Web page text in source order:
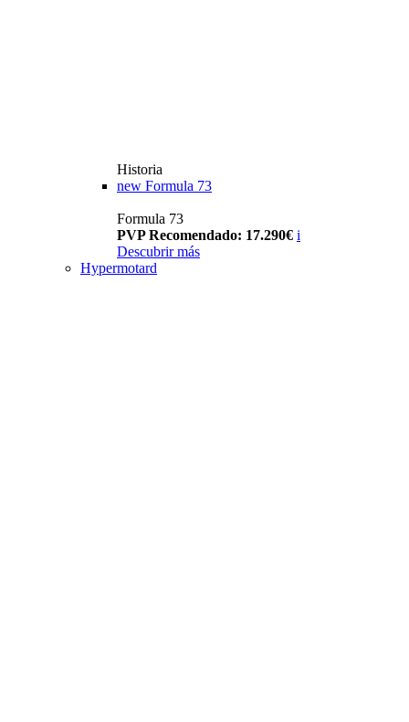
Historia
new Formula 73
Formula 73
PVP Recomendado: 17.290€ i
Descubrir más
Hypermotard